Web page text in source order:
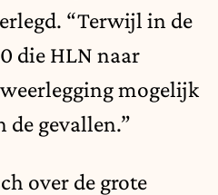
“Terwijl in de
die HLN naar
mogelijk
de gevallen.”
over de grote